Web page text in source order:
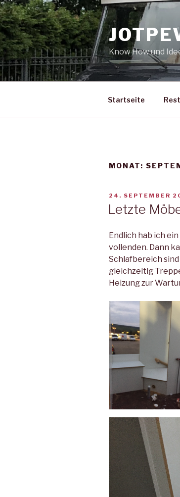
Zum
Inhalt
springen
Know How und
Startseite
MONAT:
VERÖFFENTLICHT
24. SEPTEMBER
Letzte
Endlich hab ich
vollenden. Dann
Schlafbereich
gleichzeitig
Heizung zur